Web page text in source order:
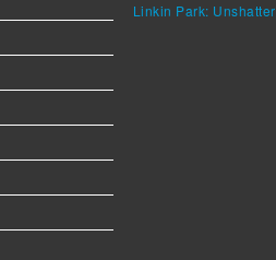
Linkin Park: Unshatter